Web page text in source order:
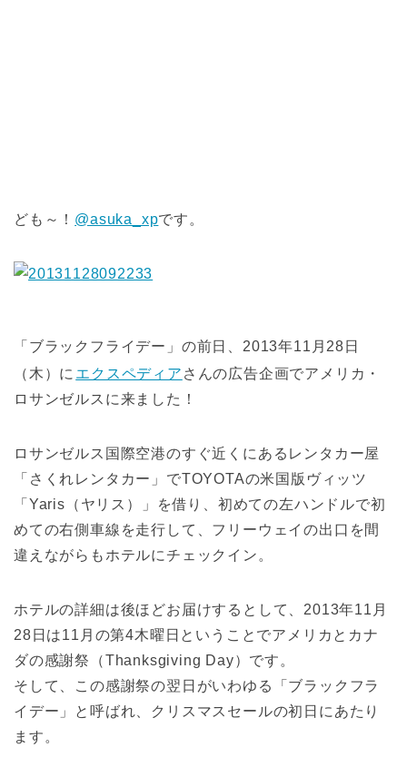
ども～！ @asuka_xpです。
「ブラックフライデー」の前日、2013年11月28日
（木）に エクスペディア さんの広告企画でアメリカ・
ロサンゼルスに来ました！
ロサンゼルス国際空港のすぐ近くにあるレンタカー屋
「さくれレンタカー」でTOYOTAの米国版ヴィッツ
「Yaris（ヤリス）」を借り、初めての左ハンドルで初
めての右側車線を走行して、フリーウェイの出口を間
違えながらもホテルにチェックイン。
ホテルの詳細は後ほどお届けするとして、2013年11月
28日は11月の第4木曜日ということでアメリカとカナ
ダの感謝祭（Thanksgiving Day）です。
そして、この感謝祭の翌日がいわゆる「ブラックフラ
イデー」と呼ばれ、クリスマスセールの初日にあたり
ます。